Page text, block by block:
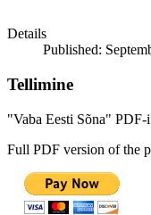
Details
Published:
Tellimine
"Vaba Eesti Sõna" PDF-
Full PDF version of the